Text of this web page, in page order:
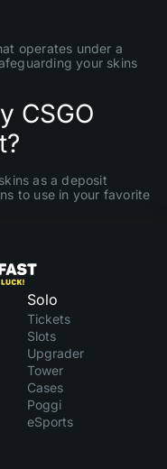
operates under a
your skins
CSGO
as a deposit
to use in your favorite
Solo
Tickets
Slots
Upgrader
Tower
Cases
Poggi
eSports